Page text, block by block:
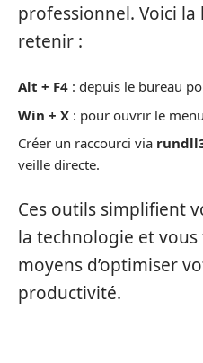
professionnel. Voici
retenir :
Alt + F4 : depuis le bureau
Win + X : pour ouvrir le
Créer un raccourci via
veille directe.
Ces outils simplifient
la technologie et
moyens d’optimiser
productivité.